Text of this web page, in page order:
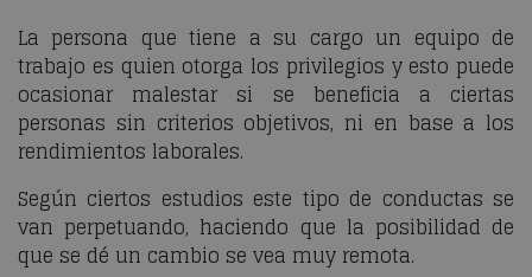
La persona que tiene a su cargo un equipo de
trabajo es quien otorga los privilegios y esto puede
ocasionar malestar si se beneficia a ciertas
personas sin criterios objetivos, ni en base a los
rendimientos laborales.
Según ciertos estudios este tipo de conductas se
van perpetuando, haciendo que la posibilidad de
que se dé un cambio se vea muy remota.